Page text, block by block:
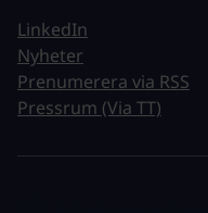
LinkedIn
Nyheter
Prenumerera via RSS
Pressrum (Via TT)